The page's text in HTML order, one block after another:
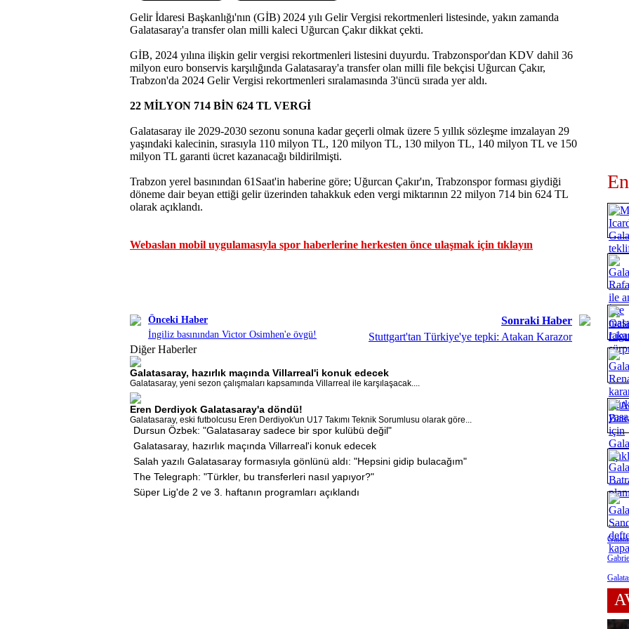
Gelir İdaresi Başkanlığı'nın (GİB) 2024 yılı Gelir Vergisi rekortmenleri listesinde, yakın zamanda
Galatasaray'a transfer olan milli kaleci Uğurcan Çakır dikkat çekti.
GİB, 2024 yılına ilişkin gelir vergisi rekortmenleri listesini duyurdu. Trabzonspor'dan KDV dahil 36
milyon euro bonservis karşılığında Galatasaray'a transfer olan milli file bekçisi Uğurcan Çakır,
Trabzon'da 2024 Gelir Vergisi rekortmenleri sıralamasında 3'üncü sırada yer aldı.
22 MİLYON 714 BİN 624 TL VERGİ
Galatasaray ile 2029-2030 sezonu sonuna kadar geçerli olmak üzere 5 yıllık sözleşme imzalayan 29
yaşındaki kalecinin, sırasıyla 110 milyon TL, 120 milyon TL, 130 milyon TL, 140 milyon TL ve 150
milyon TL garanti ücret kazanacağı bildirilmişti.
Trabzon yerel basınından 61Saat'in haberine göre; Uğurcan Çakır'ın, Trabzonspor forması giydiği
döneme dair beyan ettiği gelir üzerinden tahakkuk eden vergi miktarının 22 milyon 714 bin 624 TL
olarak açıklandı.
Webaslan mobil uygulamasıyla spor haberlerine herkesten önce ulaşmak için tıklayın
Önceki Haber
İngiliz basınından Victor Osimhen'e övgü!
Sonraki Haber
Stuttgart'tan Türkiye'ye tepki: Atakan Karazor
Diğer Haberler
Galatasaray, hazırlık maçında Villarreal'i konuk edecek
Galatasaray, yeni sezon çalışmaları kapsamında Villarreal ile karşılaşacak....
Eren Derdiyok Galatasaray'a döndü!
Galatasaray, eski futbolcusu Eren Derdiyok'un U17 Takımı Teknik Sorumlusu olarak göre...
Dursun Özbek: "Galatasaray sadece bir spor kulübü değil"
Galatasaray, hazırlık maçında Villarreal'i konuk edecek
Salah yazılı Galatasaray formasıyla gönlünü aldı: "Hepsini gidip bulacağım"
The Telegraph: "Türkler, bu transferleri nasıl yapıyor?"
Süper Lig'de 2 ve 3. haftanın programları açıklandı